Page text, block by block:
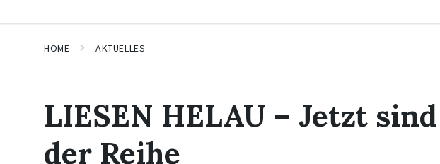
HOME AKTUELLES
LIESEN HELAU – Jetzt
der Reihe